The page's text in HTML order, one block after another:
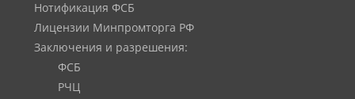
Нотификация ФСБ
Лицензии Минпромторга РФ
Заключения и разрешения:
ФСБ
РЧЦ